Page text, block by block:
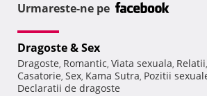
Urmareste-ne pe
Dragoste & Sex
Dragoste, Romantic, Viata sexuala, Relatii,
Casatorie, Sex, Kama Sutra, Pozitii
Declaratii de dragoste